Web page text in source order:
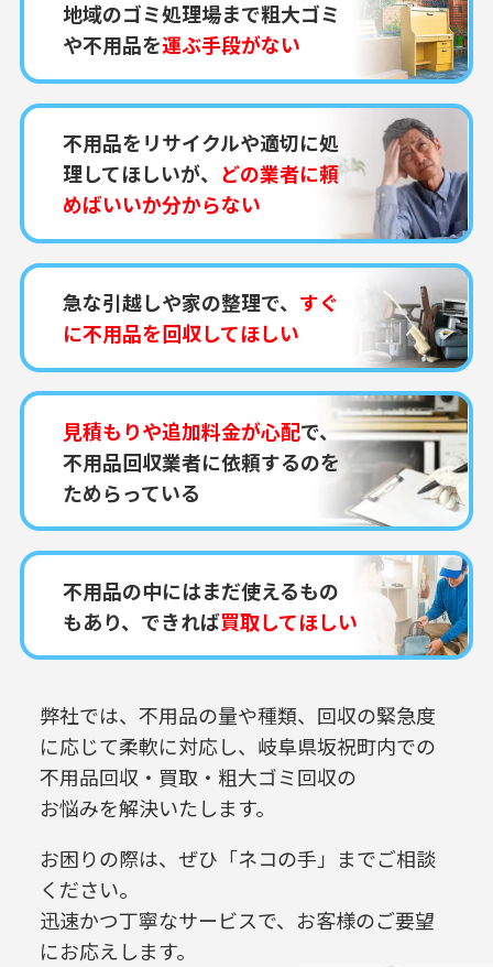
地域のゴミ処理場まで粗大ゴミ
や不用品を運ぶ手段がない
不用品をリサイクルや適切に処
理してほしいが、 どの業者に頼
めばいいか分からない
急な引越しや家の整理で、 すぐ
に不用品を回収してほしい
見積もりや追加料金が心配で、
不用品回収業者に依頼するのを
ためらっている
不用品の中にはまだ使えるもの
もあり、できれば買取してほしい
弊社では、不用品の量や種類、回収の緊急度
に応じて柔軟に対応し、 岐阜県坂祝町内での
不用品回収・買取・粗大ゴミ回収の
お悩みを解決いたします。
お困りの際は、ぜひ「ネコの手」までご相談
ください。
迅速かつ丁寧なサービスで、お客様のご要望
にお応えします。